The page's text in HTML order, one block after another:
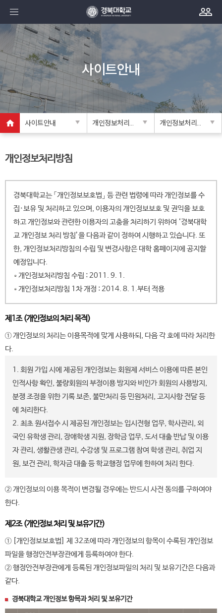
사이트안내
사이트안내
개인정보처리방침
경북대학교는 「개인정보보호법」 등 관련 법령에 따라 개인정보를 수
집·보유 및 처리하고 있으며, 이용자의 개인정보보호 및 권익을 보호
하고 개인정보와 관련한 이용자의 고충을 처리하기 위하여 ‘경북대학
교 개인정보 처리 방침’을 다음과 같이 정하여 시행하고 있습니다. 또
한, 개인정보처리방침의 수립 및 변경사항은 대학 홈페이지에 공지할
예정입니다.
개인정보처리방침 수립 : 2011. 9. 1.
개인정보처리방침 1차 개정 : 2014. 8. 1.부터 적용
제1조 (개인정보의 처리 목적)
① 개인정보의 처리는 이용목적에 맞게 사용하되, 다음 각 호에 따라 처리한
다.
1. 회원 가입 시에 제공된 개인정보는 회원제 서비스 이용에 따른 본인
인적사항 확인, 불량회원의 부정이용 방지와 비인가 회원의 사용방지,
분쟁 조정을 위한 기록 보존, 불만처리 등 민원처리, 고지사항 전달 등
에 처리한다.
2. 최초 원서접수 시 제공된 개인정보는 입시전형 업무, 학사관리, 외
국인 유학생 관리, 장애학생 지원, 장학금 업무, 도서 대출 반납 및 이용
자 관리, 생활관생 관리, 수강생 및 프로그램 참여 학생 관리, 취업 지
원, 보건 관리, 학자금 대출 등 학교행정 업무에 한하여 처리 한다.
② 개인정보의 이용 목적이 변경될 경우에는 반드시 사전 동의를 구하여야
한다.
제2조 (개인정보 처리 및 보유기간)
① [개인정보보호법] 제 32조에 따라 개인정보의 항목이 수록된 개인정보
파일을 행정안전부장관에게 등록하여야 한다.
② 행정안전부장관에게 등록된 개인정보파일의 처리 및 보유기간은 다음과
같다.
경북대학교 개인정보 항목과 처리 및 보유기간